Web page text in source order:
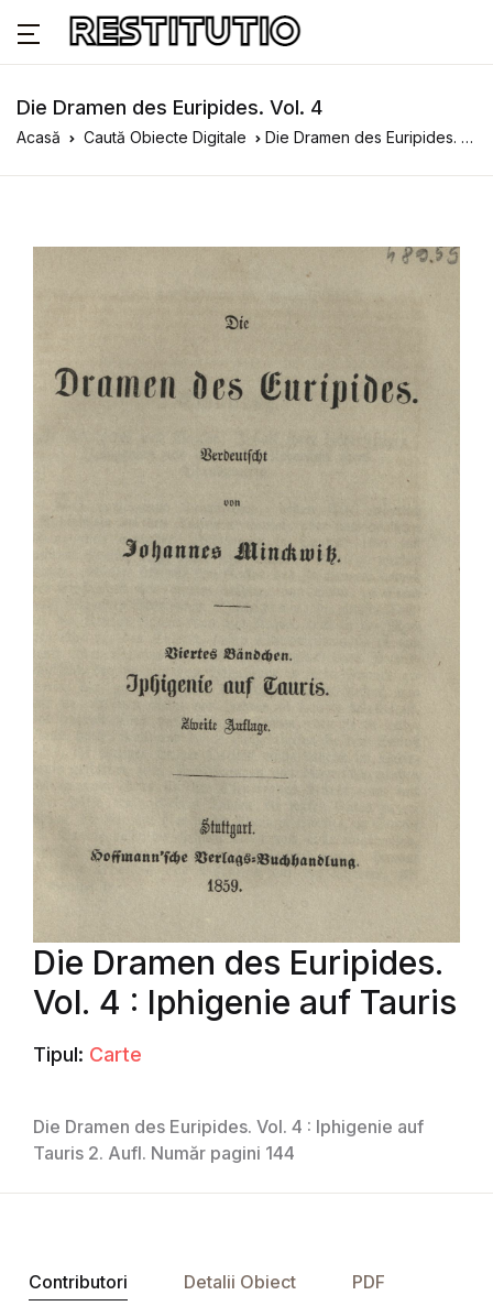
Die Dramen des Euripides. Vol. 4
Acasă Caută Obiecte Digitale Die Dramen des Euripides. Vol. 4
Die Dramen des Euripides.
Vol. 4 : Iphigenie auf Tauris
Tipul: Carte
Die Dramen des Euripides. Vol. 4 : Iphigenie auf
Tauris 2. Aufl. Număr pagini 144
Contributori Detalii Obiect PDF